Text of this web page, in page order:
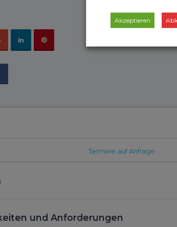
Termine auf Anfrage
und Anforderungen
Akzeptieren